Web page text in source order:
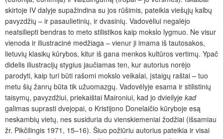
skirtoje IV dalyje supažindina su jos rūšimis, pateikia viešųjų kalbų
pavyzdžių – ir pasaulietinių, ir dvasinių. Vadovėliui negalėjo
neatsiliepti bendras to meto stilistikos kaip mokslo lygmuo. Ne visur
vienoda ir iliustracinė medžiaga – vienur ji imama iš tautosakos,
lietuvių klasikų kūrybos, kitur iš gana menkos kultūros vertimų. Ypač
didelis iliustracijų stygius jaučiamas ten, kur autorius norėjo
parodyti, kaip turi būti rašomi mokslo veikalai, įstaigų raštai – tuo
metu šių žanrų būta tik užuomazgų. Vadovėlyje esama ir stilistinių
taisymų, pavyzdžiui, priekaištai Maironiui, kad jo dvieilyje kad
galimas suprasti dvejopai, o Kristijono Donelaičio kūryboje esą
neskambių vietų, nes susiduria du vienskiemeniai žodžiai (išsamiau
žr. Pikčilingis 1971, 15–16). Šiuo požiūriu autorius pateikia ir visai